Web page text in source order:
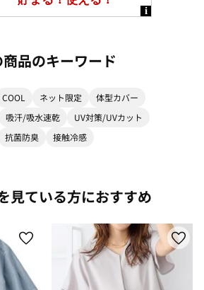
商品のキーワード
COOL ネット限定
体型カバー
吸汗/吸水速乾
UV対策/UVカット
抗菌防臭
接触冷感
見ている方におすすめ